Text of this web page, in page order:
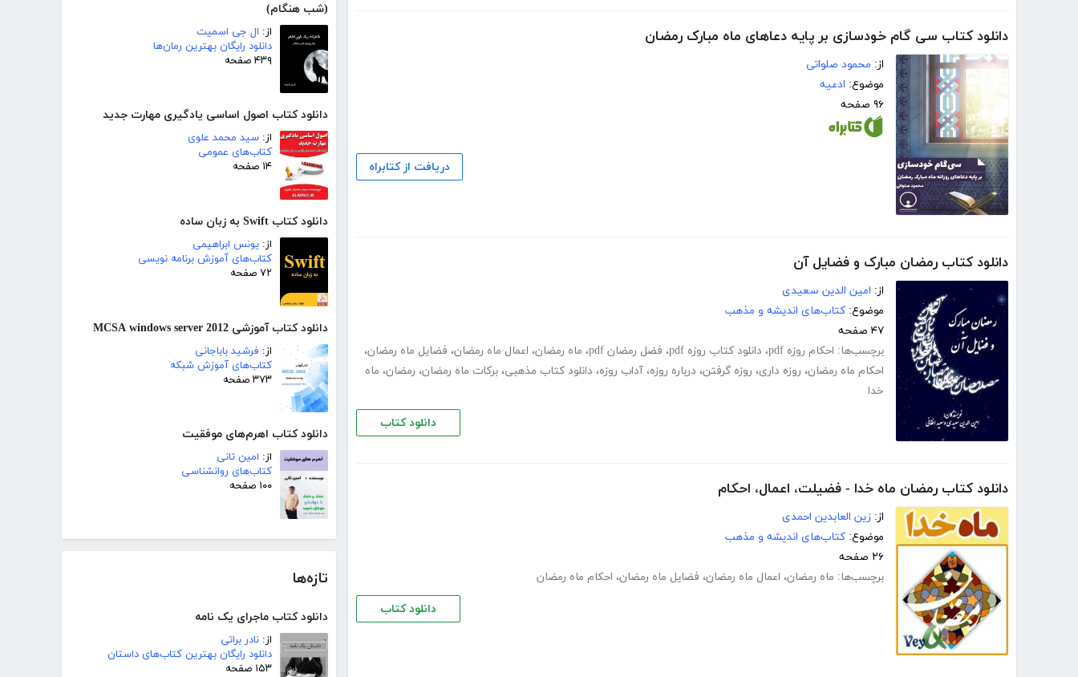
(شب هنگام)
از: ال جی اسمیت
دانلود رایگان بهترین رمان‌ها
۴۳۹ صفحه
دانلود کتاب اصول اساسی یادگیری مهارت جدید
از: سید محمد علوی
کتاب‌های عمومی
۱۴ صفحه
دانلود کتاب Swift به زبان ساده
از: یونس ابراهیمی
کتاب‌های آموزش برنامه نویسی
۷۲ صفحه
دانلود کتاب آموزشی MCSA windows server 2012
از: فرشید باباجانی
کتاب‌های آموزش شبکه
۳۷۳ صفحه
دانلود کتاب اهرم‌های موفقیت
از: امین تانی
کتاب‌های روانشناسی
۱۰۰ صفحه
تازه‌ها
دانلود کتاب ماجرای یک نامه
از: نادر براتی
دانلود رایگان بهترین کتاب‌های داستان
۱۵۳ صفحه
دانلود کتاب سی گام خودسازی بر پایه دعاهای ماه مبارک رمضان
از: محمود صلواتی
موضوع: ادعیه
۹۶ صفحه
دریافت از کتابراه
دانلود کتاب رمضان مبارک و فضایل آن
از: امین الدین سعیدی
موضوع: کتاب‌های اندیشه و مذهب
۴۷ صفحه
برچسب‌ها: احکام روزه pdf ، دانلود کتاب روزه pdf ، فضل رمضان pdf ، ماه رمضان، اعمال ماه رمضان، فضایل ماه رمضان،
احکام ماه رمضان، روزه داری، روزه گرفتن، درباره روزه، آداب روزه، دانلود کتاب مذهبی، برکات ماه رمضان، رمضان، ماه
خدا
دانلود کتاب
دانلود کتاب رمضان ماه خدا - فضیلت، اعمال، احکام
از: زین العابدین احمدی
موضوع: کتاب‌های اندیشه و مذهب
۲۶ صفحه
برچسب‌ها: ماه رمضان، اعمال ماه رمضان، فضایل ماه رمضان، احکام ماه رمضان
دانلود کتاب